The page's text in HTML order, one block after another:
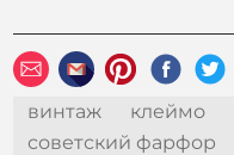
винтаж клеймо
советский фарфор